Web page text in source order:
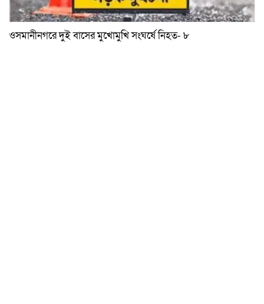
ওসমানীনগরে দুই বাসের মুখোমুখি সংঘর্ষে নিহত- ৮